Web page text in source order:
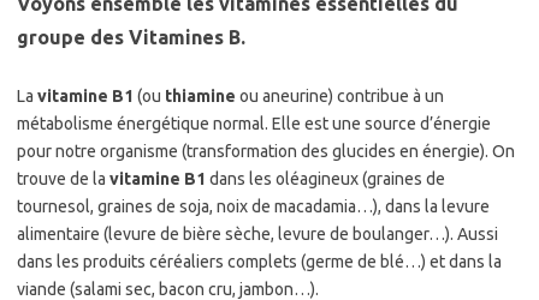
groupe des Vitamines B.
La vitamine B1 (ou thiamine ou aneurine) contribue à un
métabolisme énergétique normal. Elle est une source d’énergie
pour notre organisme (transformation des glucides en énergie). On
trouve de la vitamine B1 dans les oléagineux (graines de
tournesol, graines de soja, noix de macadamia…), dans la levure
alimentaire (levure de bière sèche, levure de boulanger…). Aussi
dans les produits céréaliers complets (germe de blé…) et dans la
viande (salami sec, bacon cru, jambon…).